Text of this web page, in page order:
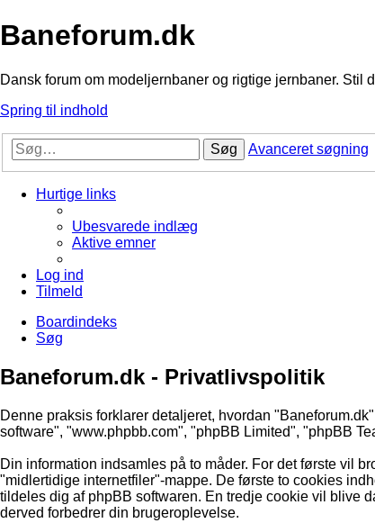
Baneforum.dk
Dansk forum om modeljernbaner og rigtige jernbaner. Stil
Spring til indhold
Søg Avanceret søgning
Hurtige links
Ubesvarede indlæg
Aktive emner
Log ind
Tilmeld
Boardindeks
Søg
Baneforum.dk - Privatlivspolitik
Denne praksis forklarer detaljeret, hvordan
software", "www.phpbb.com", "phpBB Limited", "phpBB
Din information indsamles på to måder. For det første vil
"midlertidige internetfiler"-mappe. De første to cookies
tildeles dig af phpBB softwaren. En tredje cookie vil
derved forbedrer din brugeroplevelse.